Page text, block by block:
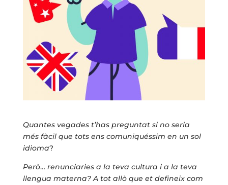
Quantes vegades t’has preguntat si no seria
més fàcil que tots ens comuniquéssim en un sol
idioma?
Però… renunciaries a la teva cultura i a la teva
llengua materna? A tot allò que et defineix com